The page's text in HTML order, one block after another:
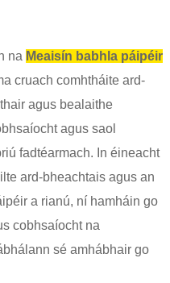
na Meaisín babhla páipéir
cruach comhtháite ard-
agus bealaithe
agus saol
fadtéarmach. In éineacht
ard-bheachtais agus an
a rianú, ní hamháin go
cobhsaíocht na
sé amhábhair go